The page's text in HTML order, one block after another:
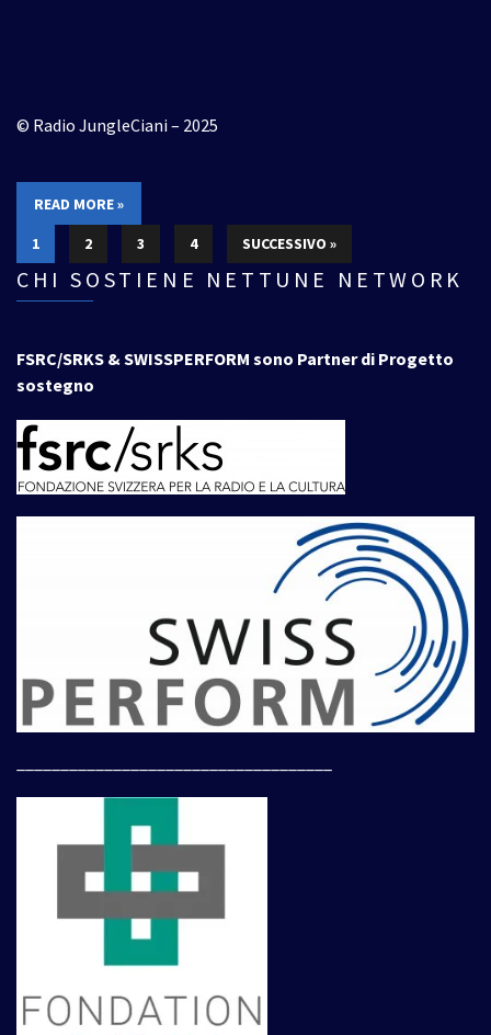
© Radio JungleCiani – 2025
READ MORE »
1
2 3 4 SUCCESSIVO »
CHI SOSTIENE NETTUNE NETWORK
FSRC/SRKS & SWISSPERFORM sono Partner di Progetto
sostegno